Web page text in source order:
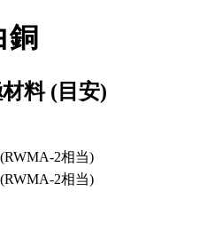
銅
料 (目安)
2相当)
2相当)